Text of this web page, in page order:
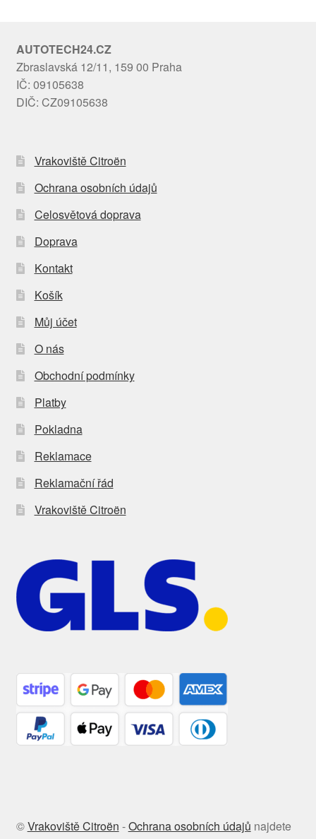
AUTOTECH24.CZ
Zbraslavská 12/11, 159 00 Praha
IČ: 09105638
DIČ: CZ09105638
Vrakoviště Citroën
Ochrana osobních údajů
Celosvětová doprava
Doprava
Kontakt
Košík
Můj účet
O nás
Obchodní podmínky
Platby
Pokladna
Reklamace
Reklamační řád
Vrakoviště Citroën
©Vrakoviště Citroën -Ochrana osobních údajů najdete